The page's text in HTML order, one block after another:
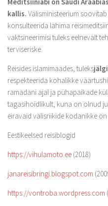
kallis. Välisministeerium
konsulteerida lähima
vaktsineerimisi tuleks eelnevalt
terviseriske.
Reisides islamimaades, tuleks
respekteerida kohalikke
ramadani ajal ja pühapaikade
tagasihoidlikult, kuna on olnud
eiravaid välisriikide kodanikke
Eestikeelsed reisiblogid
https://vihulamoto.ee (2018)
janareisibringi.blogspot.com
https://vontroba.wordpress.com